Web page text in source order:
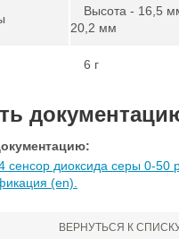
Высота - 16,5
20,2 мм
6 г
сенсор диоксида серы 0-50
(en).
ВЕРНУТЬСЯ К